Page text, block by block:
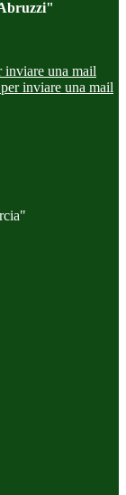
inviare una mail
inviare una mail